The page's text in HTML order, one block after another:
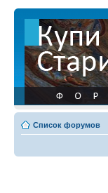
Список форумов